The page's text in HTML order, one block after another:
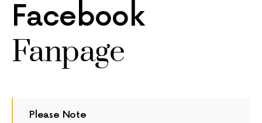
Facebook
Fanpage
Please Note